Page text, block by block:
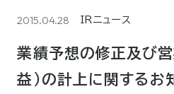
2015.04.28 IRニュース
業績予想の修正及び
益)の計上に関するお